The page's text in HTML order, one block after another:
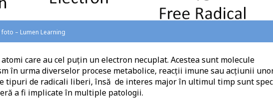
– Lumen Learning
care au cel puțin un electron necuplat. Acestea sunt molecule
în urma diverselor procese metabolice, reacții imune sau acțiunii
tipuri de radicali liberi, însă de interes major în ultimul timp sunt
a fi implicate în multiple patologii.